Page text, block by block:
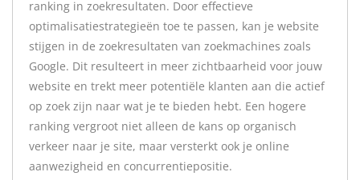
ranking in zoekresultaten. Door effectieve
optimalisatiestrategieën toe te passen, kan je website
stijgen in de zoekresultaten van zoekmachines zoals
Google. Dit resulteert in meer zichtbaarheid voor jouw
website en trekt meer potentiële klanten aan die actief
op zoek zijn naar wat je te bieden hebt. Een hogere
ranking vergroot niet alleen de kans op organisch
verkeer naar je site, maar versterkt ook je online
aanwezigheid en concurrentiepositie.